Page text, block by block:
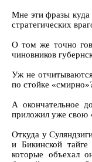
Мне эти фразы
стратегических
О том же точно
чиновников
Уж не
по стойке
А окончательное
приложил уже свою
Откуда у
и Бикинской
которые объехал